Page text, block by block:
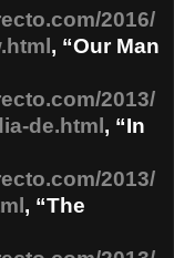
2016/
, “Our Man
2013/
de.html, “In
2013/
, “The